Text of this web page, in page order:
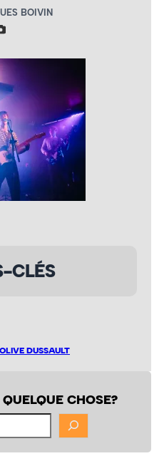
BOIVIN
CLÉS
DUSSAULT
CHOSE?